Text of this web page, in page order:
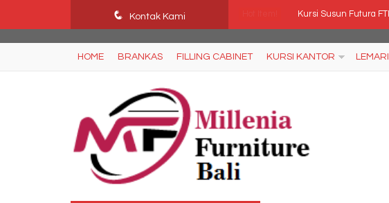
q Kontak Kami
HOME BRANKAS FILLING CABINET KURSI KANTOR